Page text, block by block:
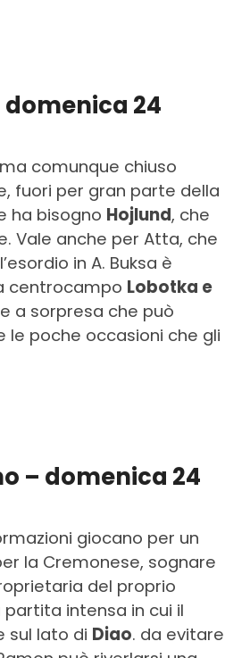
24
comunque chiuso
fuori per gran parte della
ha bisogno Hojlund, che
Vale anche per Atta, che
in A. Buksa è
centrocampo Lobotka e
a sorpresa che può
poche occasioni che gli
– domenica 24
giocano per un
la Cremonese, sognare
del proprio
intensa in cui il
sul lato di Diao. da evitare